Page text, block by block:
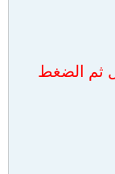
ثم الضغط